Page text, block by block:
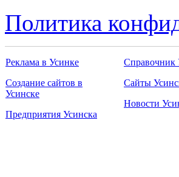
Политика
Реклама в Усинке
Создание сайтов в
Усинске
Предприятия Усинска
Справочник
Сайты
Новости